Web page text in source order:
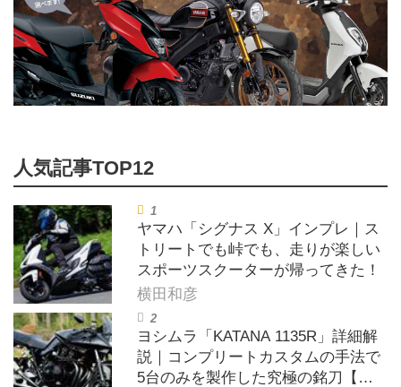
ヤマハ「シグナス X」インプレ｜ス
トリートでも峠でも、走りが楽しい
スポーツスクーターが帰ってきた！
横田和彦
ヨシムラ「KATANA 1135R」詳細解
説｜コンプリートカスタムの手法で
5台のみを製作した究極の銘刀【ヨ